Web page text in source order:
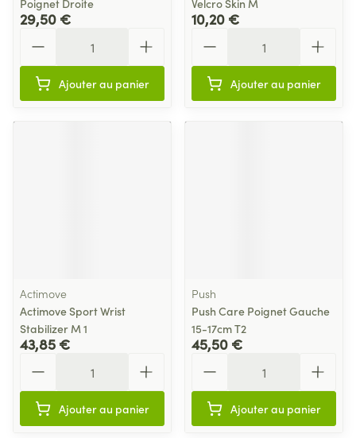
Poignet Droite
29,50 €
Ajouter au panier
Velcro Skin M
10,20 €
Ajouter au panier
Actimove
Actimove Sport Wrist
Stabilizer M 1
43,85 €
Ajouter au panier
Push
Push Care Poignet Gauche
15-17cm T2
45,50 €
Ajouter au panier